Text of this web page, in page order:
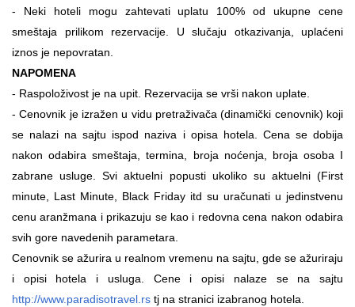
- Neki hoteli mogu zahtevati uplatu 100% od ukupne cene
smeštaja prilikom rezervacije. U slučaju otkazivanja, uplaćeni
iznos je nepovratan.
NAPOMENA
- Raspoloživost je na upit. Rezervacija se vrši nakon uplate.
- Cenovnik je izražen u vidu pretraživača (dinamički cenovnik) koji
se nalazi na sajtu ispod naziva i opisa hotela. Cena se dobija
nakon odabira smeštaja, termina, broja noćenja, broja osoba I
zabrane usluge. Svi aktuelni popusti ukoliko su aktuelni (First
minute, Last Minute, Black Friday itd su uračunati u jedinstvenu
cenu aranžmana i prikazuju se kao i redovna cena nakon odabira
svih gore navedenih parametara.
Cenovnik se ažurira u realnom vremenu na sajtu, gde se ažuriraju
i opisi hotela i usluga. Cene i opisi nalaze se na sajtu
http://www.paradisotravel.rs tj na stranici izabranog hotela.